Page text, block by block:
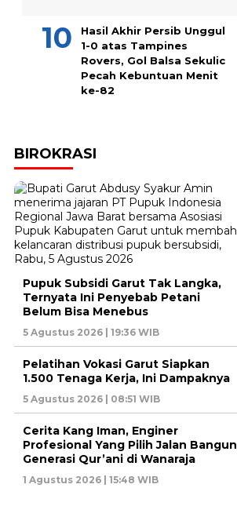
Hasil Akhir Persib Unggul
1-0 atas Tampines
Rovers, Gol Balsa Sekulic
Pecah Kebuntuan Menit
ke-82
BIROKRASI
Pupuk Subsidi Garut Tak Langka,
Ternyata Ini Penyebab Petani
Belum Bisa Menebus
5 Agustus 2026 | 19:36 WIB
Pelatihan Vokasi Garut Siapkan
1.500 Tenaga Kerja, Ini Dampaknya
5 Agustus 2026 | 08:51 WIB
Cerita Kang Iman, Enginer
Profesional Yang Pilih Jalan Bangun
Generasi Qur’ani di Wanaraja
1 Agustus 2026 | 15:48 WIB